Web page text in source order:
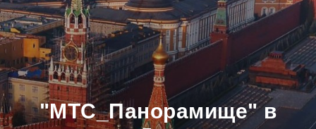
"МТС_Панорамище" в